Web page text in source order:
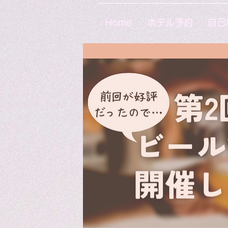
Home ホテル予約 自